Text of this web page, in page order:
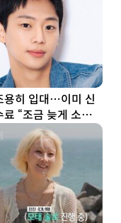
용히 입대…이미 신
료 “조금 늦게 소식